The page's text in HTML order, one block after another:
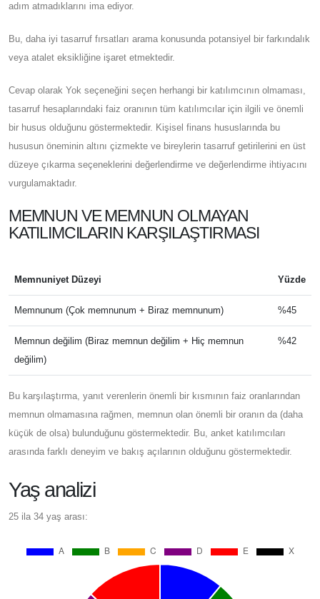
adım atmadıklarını ima ediyor.
Bu, daha iyi tasarruf fırsatları arama konusunda potansiyel bir farkındalık
veya atalet eksikliğine işaret etmektedir.
Cevap olarak Yok seçeneğini seçen herhangi bir katılımcının olmaması,
tasarruf hesaplarındaki faiz oranının tüm katılımcılar için ilgili ve önemli
bir husus olduğunu göstermektedir. Kişisel finans hususlarında bu
hususun öneminin altını çizmekte ve bireylerin tasarruf getirilerini en üst
düzeye çıkarma seçeneklerini değerlendirme ve değerlendirme ihtiyacını
vurgulamaktadır.
MEMNUN VE MEMNUN OLMAYAN
KATILIMCILARIN KARŞILAŞTIRMASI
Memnuniyet Düzeyi Yüzde
Memnunum (Çok memnunum + Biraz memnunum) %45
Memnun değilim (Biraz memnun değilim + Hiç memnun
değilim)
%42
Bu karşılaştırma, yanıt verenlerin önemli bir kısmının faiz oranlarından
memnun olmamasına rağmen, memnun olan önemli bir oranın da (daha
küçük de olsa) bulunduğunu göstermektedir. Bu, anket katılımcıları
arasında farklı deneyim ve bakış açılarının olduğunu göstermektedir.
Yaş analizi
25 ila 34 yaş arası: